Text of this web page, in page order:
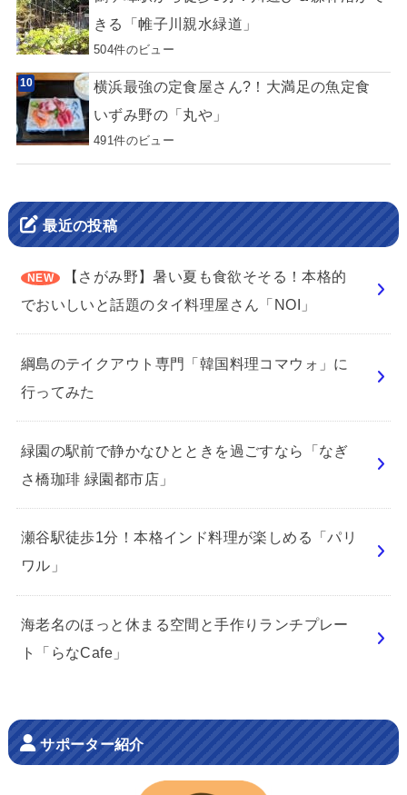
きる「帷子川親水緑道」
504件のビュー
横浜最強の定食屋さん?！大満足の魚定食
いずみ野の「丸や」
491件のビュー
最近の投稿
【さがみ野】暑い夏も食欲そそる！本格的
でおいしいと話題のタイ料理屋さん「NOI」
綱島のテイクアウト専門「韓国料理コマウォ」に
行ってみた
緑園の駅前で静かなひとときを過ごすなら「なぎ
さ橋珈琲 緑園都市店」
瀬谷駅徒歩1分！本格インド料理が楽しめる「パリ
ワル」
海老名のほっと休まる空間と手作りランチプレー
ト「らなCafe」
サポーター紹介